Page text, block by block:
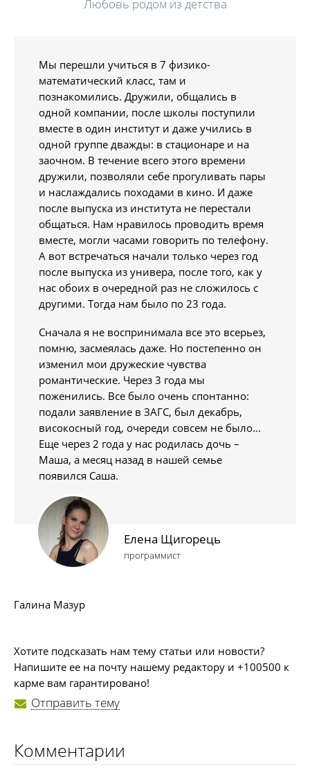
Любовь родом из детства
Мы перешли учиться в 7 физико-
математический класс, там и
познакомились. Дружили, общались в
одной компании, после школы поступили
вместе в один институт и даже учились в
одной группе дважды: в стационаре и на
заочном. В течение всего этого времени
дружили, позволяли себе прогуливать пары
и наслаждались походами в кино. И даже
после выпуска из института не перестали
общаться. Нам нравилось проводить время
вместе, могли часами говорить по телефону.
А вот встречаться начали только через год
после выпуска из универа, после того, как у
нас обоих в очередной раз не сложилось с
другими. Тогда нам было по 23 года.
Сначала я не воспринимала все это всерьез,
помню, засмеялась даже. Но постепенно он
изменил мои дружеские чувства
романтические. Через 3 года мы
поженились. Все было очень спонтанно:
подали заявление в ЗАГС, был декабрь,
високосный год, очереди совсем не было...
Еще через 2 года у нас родилась дочь –
Маша, а месяц назад в нашей семье
появился Саша.
Елена Щигорець
программист
Галина Мазур
Хотите подсказать нам тему статьи или новости?
Напишите ее на почту нашему редактору и +100500 к
карме вам гарантировано!
Отправить тему
Комментарии